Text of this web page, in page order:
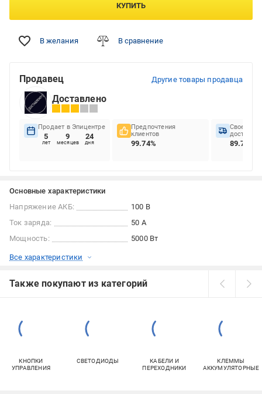
КУПИТЬ
В желания В сравнение
Продавец Другие товары продавца
Доставлено
Продает в Эпицентре
5
лет
9
месяцев
24
дня
Предпочтения
клиентов
99.74%
доставок
89.7%
Основные характеристики
Напряжение АКБ:
100 В
Ток заряда:
50 А
Мощность:
5000 Вт
Все характеристики
Также покупают из категорий
КНОПКИ
УПРАВЛЕНИЯ
СВЕТОДИОДЫ
КАБЕЛИ И
ПЕРЕХОДНИКИ
КЛЕММЫ
АККУМУЛЯТОРНЫЕ